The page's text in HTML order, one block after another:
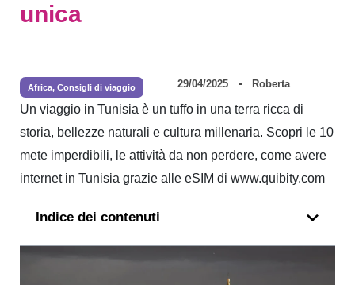
unica
Africa, Consigli di viaggio 29/04/2025 Roberta
Un viaggio in Tunisia è un tuffo in una terra ricca di
storia, bellezze naturali e cultura millenaria. Scopri le 10
mete imperdibili, le attività da non perdere, come avere
internet in Tunisia grazie alle eSIM di www.quibity.com
Indice dei contenuti